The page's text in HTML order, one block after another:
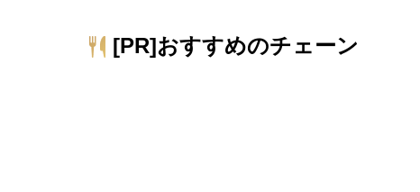
[PR]おすすめのチェーン